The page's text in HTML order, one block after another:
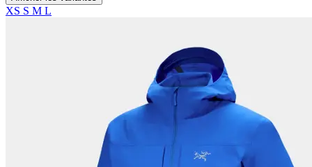
XS S M L